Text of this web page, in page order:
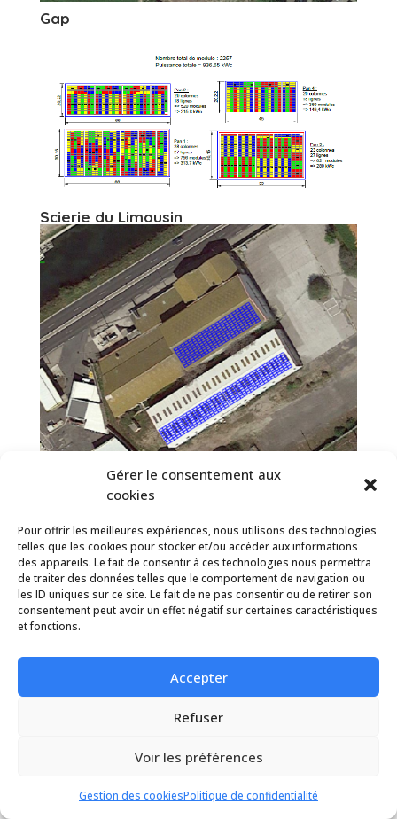
Gérer le consentement aux
cookies
Pour offrir les meilleures expériences, nous utilisons des technologies
telles que les cookies pour stocker et/ou accéder aux informations
des appareils. Le fait de consentir à ces technologies nous permettra
de traiter des données telles que le comportement de navigation ou
les ID uniques sur ce site. Le fait de ne pas consentir ou de retirer son
consentement peut avoir un effet négatif sur certaines caractéristiques
et fonctions.
Accepter
Refuser
Voir les préférences
Gestion des cookiesPolitique de confidentialité
Gap
Scierie du Limousin
Port de Sète